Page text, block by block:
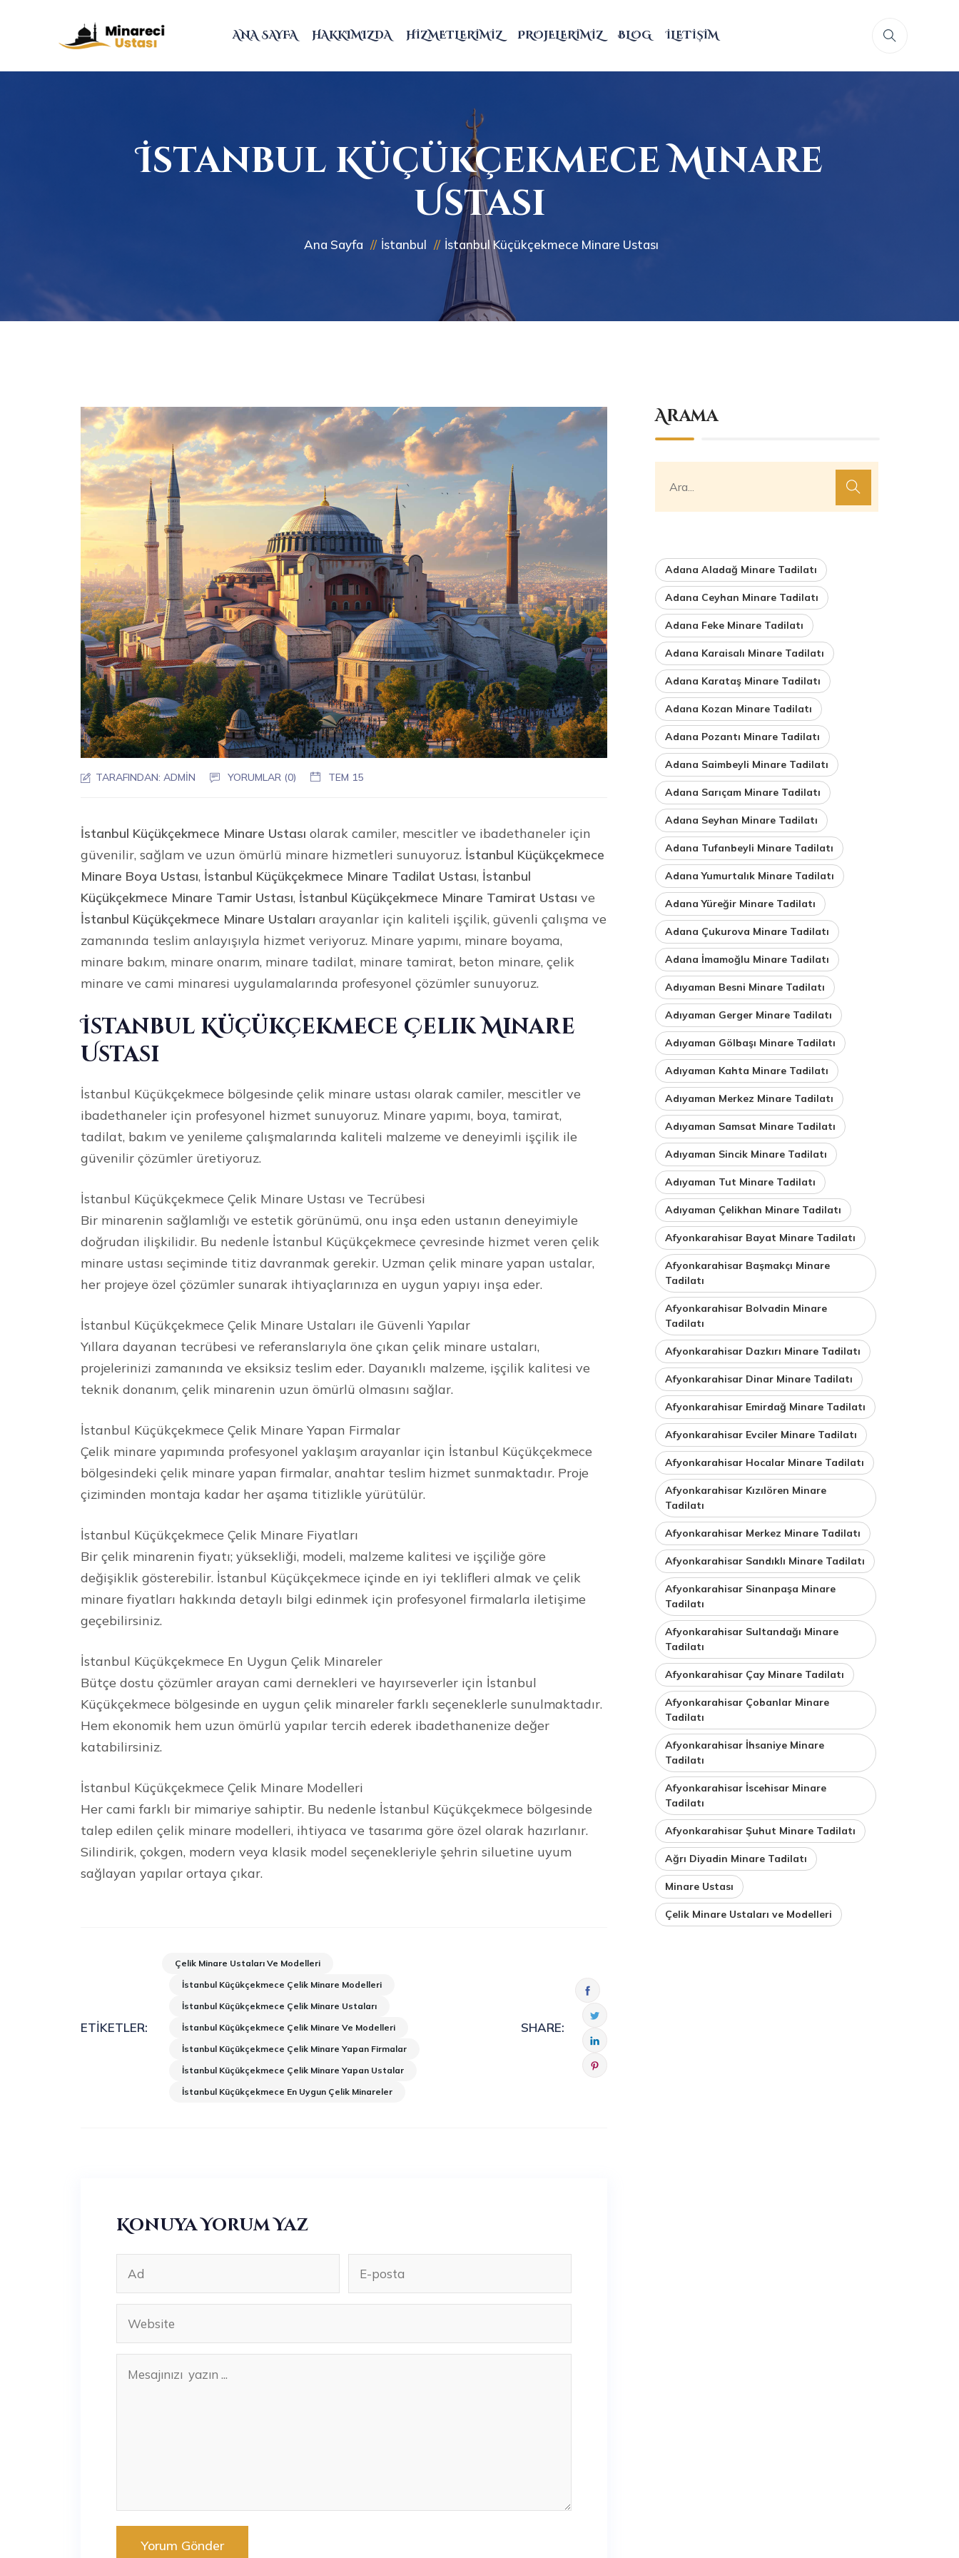
ANA SAYFA HAKKIMIZDA HIZMETLERIMIZ PROJELERIMIZ BLOG İLETIŞIM
İstanbul Küçükçekmece Minare
Ustası
Ana Sayfa İstanbul İstanbul Küçükçekmece Minare Ustası
TARAFINDAN:ADMIN YORUMLAR (0) TEM 15
İstanbul Küçükçekmece Minare Ustası olarak camiler, mescitler ve ibadethaneler için
güvenilir, sağlam ve uzun ömürlü minare hizmetleri sunuyoruz. İstanbul Küçükçekmece
Minare Boya Ustası, İstanbul Küçükçekmece Minare Tadilat Ustası, İstanbul
Küçükçekmece Minare Tamir Ustası, İstanbul Küçükçekmece Minare Tamirat Ustası ve
İstanbul Küçükçekmece Minare Ustaları arayanlar için kaliteli işçilik, güvenli çalışma ve
zamanında teslim anlayışıyla hizmet veriyoruz. Minare yapımı, minare boyama,
minare bakım, minare onarım, minare tadilat, minare tamirat, beton minare, çelik
minare ve cami minaresi uygulamalarında profesyonel çözümler sunuyoruz.
İstanbul Küçükçekmece Çelik Minare
Ustası
İstanbul Küçükçekmece bölgesinde çelik minare ustası olarak camiler, mescitler ve
ibadethaneler için profesyonel hizmet sunuyoruz. Minare yapımı, boya, tamirat,
tadilat, bakım ve yenileme çalışmalarında kaliteli malzeme ve deneyimli işçilik ile
güvenilir çözümler üretiyoruz.
İstanbul Küçükçekmece Çelik Minare Ustası ve Tecrübesi
Bir minarenin sağlamlığı ve estetik görünümü, onu inşa eden ustanın deneyimiyle
doğrudan ilişkilidir. Bu nedenle İstanbul Küçükçekmece çevresinde hizmet veren çelik
minare ustası seçiminde titiz davranmak gerekir. Uzman çelik minare yapan ustalar,
her projeye özel çözümler sunarak ihtiyaçlarınıza en uygun yapıyı inşa eder.
İstanbul Küçükçekmece Çelik Minare Ustaları ile Güvenli Yapılar
Yıllara dayanan tecrübesi ve referanslarıyla öne çıkan çelik minare ustaları,
projelerinizi zamanında ve eksiksiz teslim eder. Dayanıklı malzeme, işçilik kalitesi ve
teknik donanım, çelik minarenin uzun ömürlü olmasını sağlar.
İstanbul Küçükçekmece Çelik Minare Yapan Firmalar
Çelik minare yapımında profesyonel yaklaşım arayanlar için İstanbul Küçükçekmece
bölgesindeki çelik minare yapan firmalar, anahtar teslim hizmet sunmaktadır. Proje
çiziminden montaja kadar her aşama titizlikle yürütülür.
İstanbul Küçükçekmece Çelik Minare Fiyatları
Bir çelik minarenin fiyatı; yüksekliği, modeli, malzeme kalitesi ve işçiliğe göre
değişiklik gösterebilir. İstanbul Küçükçekmece içinde en iyi teklifleri almak ve çelik
minare fiyatları hakkında detaylı bilgi edinmek için profesyonel firmalarla iletişime
geçebilirsiniz.
İstanbul Küçükçekmece En Uygun Çelik Minareler
Bütçe dostu çözümler arayan cami dernekleri ve hayırseverler için İstanbul
Küçükçekmece bölgesinde en uygun çelik minareler farklı seçeneklerle sunulmaktadır.
Hem ekonomik hem uzun ömürlü yapılar tercih ederek ibadethanenize değer
katabilirsiniz.
İstanbul Küçükçekmece Çelik Minare Modelleri
Her cami farklı bir mimariye sahiptir. Bu nedenle İstanbul Küçükçekmece bölgesinde
talep edilen çelik minare modelleri, ihtiyaca ve tasarıma göre özel olarak hazırlanır.
Silindirik, çokgen, modern veya klasik model seçenekleriyle şehrin siluetine uyum
sağlayan yapılar ortaya çıkar.
ETIKETLER:
Çelik Minare Ustaları Ve Modelleri
İstanbul Küçükçekmece Çelik Minare Modelleri
İstanbul Küçükçekmece Çelik Minare Ustaları
İstanbul Küçükçekmece Çelik Minare Ve Modelleri
İstanbul Küçükçekmece Çelik Minare Yapan Firmalar
İstanbul Küçükçekmece Çelik Minare Yapan Ustalar
İstanbul Küçükçekmece En Uygun Çelik Minareler
SHARE:
Konuya Yorum Yaz
Arama
Adana Aladağ Minare Tadilatı
Adana Ceyhan Minare Tadilatı
Adana Feke Minare Tadilatı
Adana Karaisalı Minare Tadilatı
Adana Karataş Minare Tadilatı
Adana Kozan Minare Tadilatı
Adana Pozantı Minare Tadilatı
Adana Saimbeyli Minare Tadilatı
Adana Sarıçam Minare Tadilatı
Adana Seyhan Minare Tadilatı
Adana Tufanbeyli Minare Tadilatı
Adana Yumurtalık Minare Tadilatı
Adana Yüreğir Minare Tadilatı
Adana Çukurova Minare Tadilatı
Adana İmamoğlu Minare Tadilatı
Adıyaman Besni Minare Tadilatı
Adıyaman Gerger Minare Tadilatı
Adıyaman Gölbaşı Minare Tadilatı
Adıyaman Kahta Minare Tadilatı
Adıyaman Merkez Minare Tadilatı
Adıyaman Samsat Minare Tadilatı
Adıyaman Sincik Minare Tadilatı
Adıyaman Tut Minare Tadilatı
Adıyaman Çelikhan Minare Tadilatı
Afyonkarahisar Bayat Minare Tadilatı
Afyonkarahisar Başmakçı Minare
Tadilatı
Afyonkarahisar Bolvadin Minare
Tadilatı
Afyonkarahisar Dazkırı Minare Tadilatı
Afyonkarahisar Dinar Minare Tadilatı
Afyonkarahisar Emirdağ Minare Tadilatı
Afyonkarahisar Evciler Minare Tadilatı
Afyonkarahisar Hocalar Minare Tadilatı
Afyonkarahisar Kızılören Minare
Tadilatı
Afyonkarahisar Merkez Minare Tadilatı
Afyonkarahisar Sandıklı Minare Tadilatı
Afyonkarahisar Sinanpaşa Minare
Tadilatı
Afyonkarahisar Sultandağı Minare
Tadilatı
Afyonkarahisar Çay Minare Tadilatı
Afyonkarahisar Çobanlar Minare
Tadilatı
Afyonkarahisar İhsaniye Minare
Tadilatı
Afyonkarahisar İscehisar Minare
Tadilatı
Afyonkarahisar Şuhut Minare Tadilatı
Ağrı Diyadin Minare Tadilatı
Minare Ustası
Çelik Minare Ustaları ve Modelleri